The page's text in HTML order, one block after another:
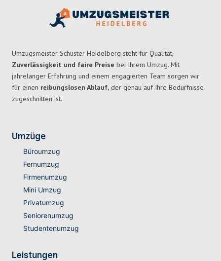
Umzugsmeister Schuster Heidelberg steht für Qualität,
Zuverlässigkeit und faire Preise bei Ihrem Umzug. Mit
jahrelanger Erfahrung und einem engagierten Team sorgen wir
für einen reibungslosen Ablauf, der genau auf Ihre Bedürfnisse
zugeschnitten ist.
Umzüge
Büroumzug
Fernumzug
Firmenumzug
Mini Umzug
Privatumzug
Seniorenumzug
Studentenumzug
Leistungen